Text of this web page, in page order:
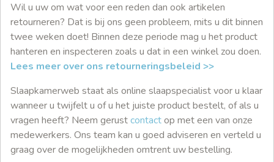
Wil u uw om wat voor een reden dan ook artikelen
retourneren? Dat is bij ons geen probleem, mits u dit binnen
twee weken doet! Binnen deze periode mag u het product
hanteren en inspecteren zoals u dat in een winkel zou doen.
Lees meer over ons retourneringsbeleid >>
Slaapkamerweb staat als online slaapspecialist voor u klaar
wanneer u twijfelt u of u het juiste product bestelt, of als u
vragen heeft? Neem gerustcontactop met een van onze
medewerkers. Ons team kan u goed adviseren en verteld u
graag over de mogelijkheden omtrent uw bestelling.